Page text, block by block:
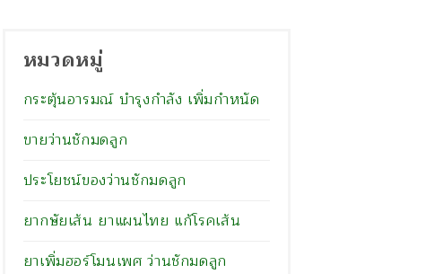
หมวดหมู่
กระตุ้นอารมณ์ บำรุงกำลัง เพิ่มกำหนัด
ขายว่านชักมดลูก
ประโยชน์ของว่านชักมดลูก
ยากษัยเส้น ยาแผนไทย แก้โรคเส้น
ยาเพิ่มฮอร์โมนเพศ ว่านชักมดลูก